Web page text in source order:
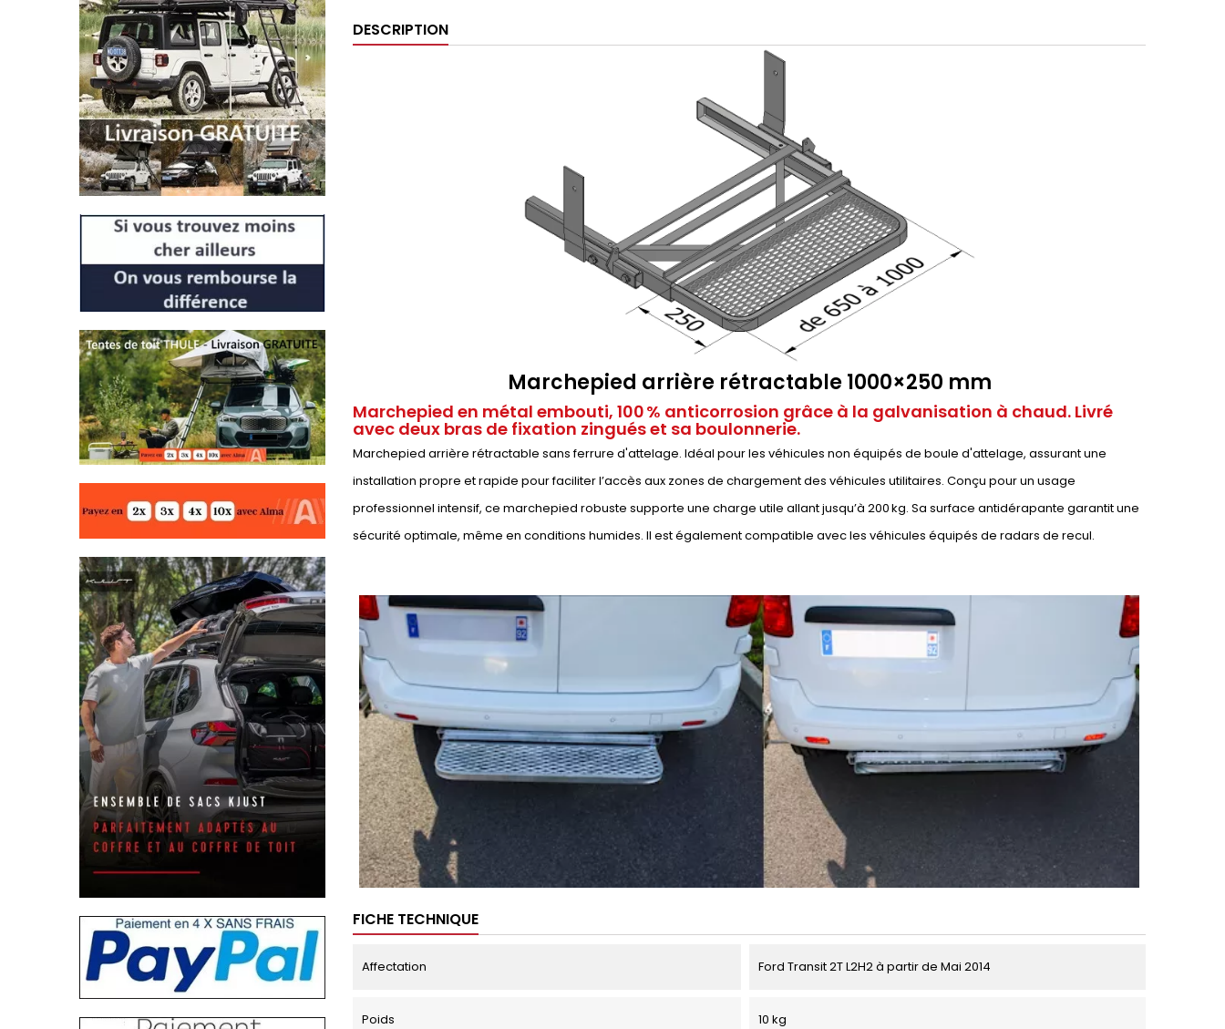
DESCRIPTION
Marchepied arrière rétractable 1000×250 mm
Marchepied en métal embouti, 100 % anticorrosion grâce à la galvanisation à chaud. Livré
avec deux bras de fixation zingués et sa boulonnerie.
Marchepied arrière rétractable sans ferrure d'attelage. Idéal pour les véhicules non équipés de boule d'attelage, assurant une
installation propre et rapide pour faciliter l’accès aux zones de chargement des véhicules utilitaires. Conçu pour un usage
professionnel intensif, ce marchepied robuste supporte une charge utile allant jusqu’à 200 kg. Sa surface antidérapante garantit une
sécurité optimale, même en conditions humides. Il est également compatible avec les véhicules équipés de radars de recul.
FICHE TECHNIQUE
Affectation Ford Transit 2T L2H2 à partir de Mai 2014
Poids 10 kg